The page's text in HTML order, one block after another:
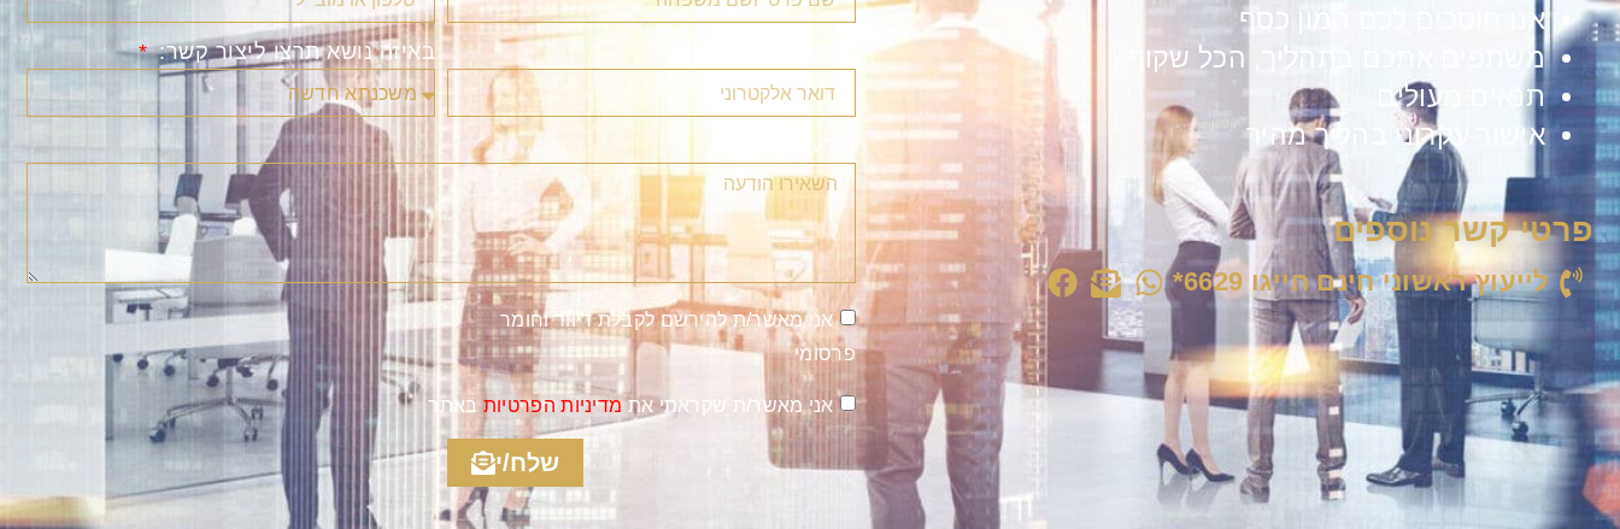
אנו חוסכים לכם המון כסף
משתפים אתכם בתהליך, הכל שקוף
תנאים מעולים
אישור עקרוני בהליך מהיר
פרטי קשר נוספים
לייעוץ ראשוני חינם חייגו 6629*
באיזה נושא תרצו ליצור קשר:
הודעה
אני מאשר/ת להירשם לקבלת דיוור וחומר
פרסומי
אני מאשר/ת שקראתי אתמדיניות הפרטיות באתר
שלח/י